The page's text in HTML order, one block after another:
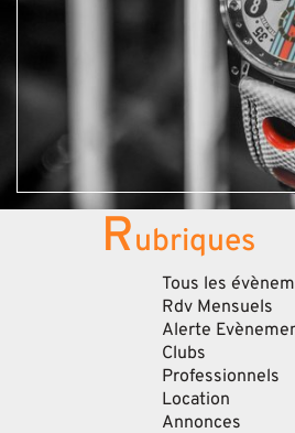
Rubriques
Tous les
Rdv Mensuels
Alerte
Clubs
Professionnels
Location
Annonces